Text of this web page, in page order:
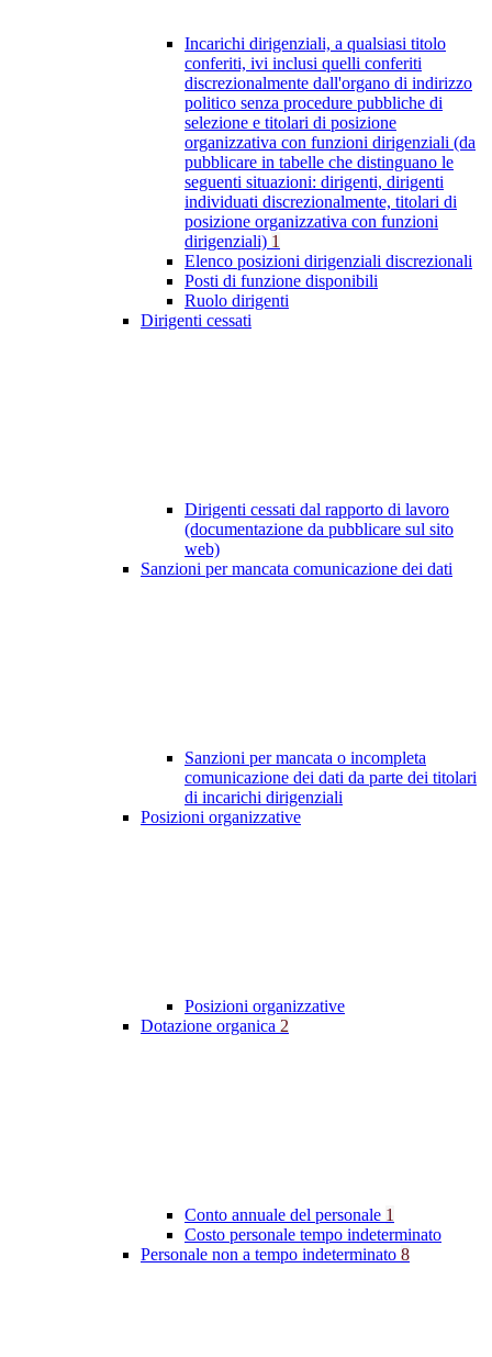
Incarichi dirigenziali, a qualsiasi titolo
conferiti, ivi inclusi quelli conferiti
discrezionalmente dall'organo di indirizzo
politico senza procedure pubbliche di
selezione e titolari di posizione
organizzativa con funzioni dirigenziali (da
pubblicare in tabelle che distinguano le
seguenti situazioni: dirigenti, dirigenti
individuati discrezionalmente, titolari di
posizione organizzativa con funzioni
dirigenziali) 1
Elenco posizioni dirigenziali discrezionali
Posti di funzione disponibili
Ruolo dirigenti
Dirigenti cessati
Dirigenti cessati dal rapporto di lavoro
(documentazione da pubblicare sul sito
web)
Sanzioni per mancata comunicazione dei dati
Sanzioni per mancata o incompleta
comunicazione dei dati da parte dei titolari
di incarichi dirigenziali
Posizioni organizzative
Posizioni organizzative
Dotazione organica 2
Conto annuale del personale 1
Costo personale tempo indeterminato
Personale non a tempo indeterminato 8